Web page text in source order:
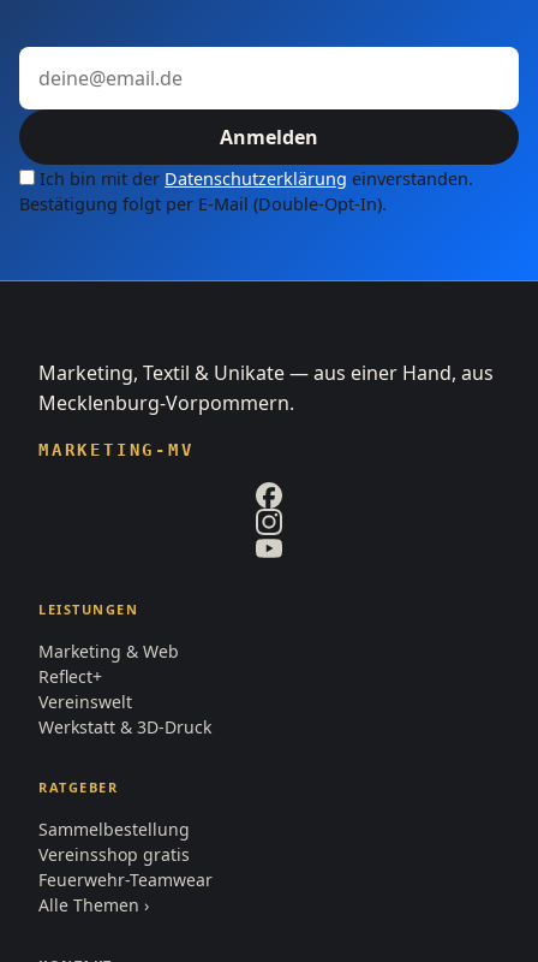
E-Mail-Adresse
Anmelden
Ich bin mit der Datenschutzerklärung einverstanden.
Bestätigung folgt per E-Mail (Double-Opt-In).
Marketing, Textil & Unikate — aus einer Hand, aus
Mecklenburg-Vorpommern.
MARKETING-MV
LEISTUNGEN
Marketing & Web
Reflect+
Vereinswelt
Werkstatt & 3D-Druck
RATGEBER
Sammelbestellung
Vereinsshop gratis
Feuerwehr-Teamwear
Alle Themen ›